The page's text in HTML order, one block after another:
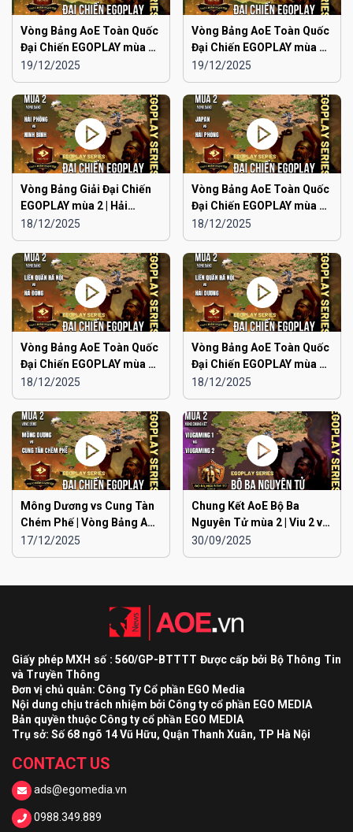
Vòng Bảng AoE Toàn Quốc
Đại Chiến EGOPLAY mùa 2 |
Aoe Đam Mê vs Quảng
Ninh
19/12/2025
Vòng Bảng AoE Toàn Quốc
Đại Chiến EGOPLAY mùa 2 |
Japan vs Ninh Bình
19/12/2025
Vòng Bảng Giải Đại Chiến
EGOPLAY mùa 2 | Hải
Phòng vs Ninh Bình
18/12/2025
Vòng Bảng AoE Toàn Quốc
Đại Chiến EGOPLAY mùa 2 |
Japan vs Hải Phòng
18/12/2025
Vòng Bảng AoE Toàn Quốc
Đại Chiến EGOPLAY mùa 2 |
Liên Quân Hà Nội vs Hà
Đông
18/12/2025
Vòng Bảng AoE Toàn Quốc
Đại Chiến EGOPLAY mùa 2 |
Liên Quân Hà Nội vs Hải
Dương
18/12/2025
Mông Dương vs Cung Tàn
Chém Phế | Vòng Bảng AoE
Toàn Quốc Đại Chiến
EGOPLAY mùa 2
17/12/2025
Chung Kết AoE Bộ Ba
Nguyên Tử mùa 2 | Viu 2 vs
Viu 1
30/09/2025
Giấy phép MXH số : 560/GP-BTTTT Được cấp bởi Bộ Thông Tin
và Truyền Thông
Đơn vị chủ quản: Công Ty Cổ phần EGO Media
Nội dung chịu trách nhiệm bởi Công ty cổ phần EGO MEDIA
Bản quyền thuộc Công ty cổ phần EGO MEDIA
Trụ sở: Số 68 ngõ 14 Vũ Hữu, Quận Thanh Xuân, TP Hà Nội
CONTACT US
ads@egomedia.vn
0988.349.889